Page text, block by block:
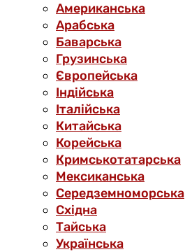
Американська
Арабська
Баварська
Грузинська
Європейська
Індійська
Італійська
Китайська
Корейська
Кримськотатарська
Мексиканська
Середземноморська
Східна
Тайська
Українська